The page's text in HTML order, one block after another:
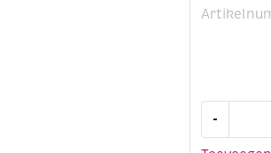
-
spieraam/